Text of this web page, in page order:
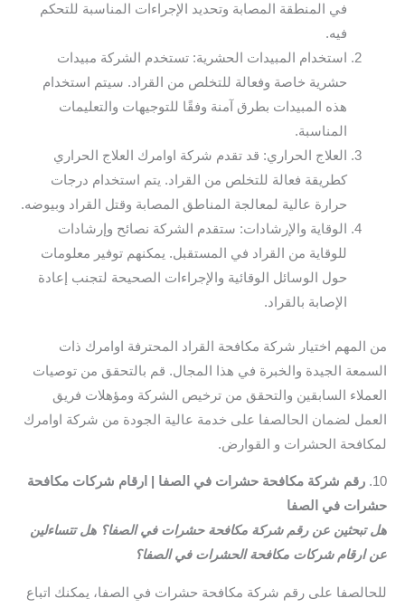
في المنطقة المصابة وتحديد الإجراءات المناسبة للتحكم
فيه.
استخدام المبيدات الحشرية: تستخدم الشركة مبيدات
حشرية خاصة وفعالة للتخلص من القراد. سيتم استخدام
هذه المبيدات بطرق آمنة وفقًا للتوجيهات والتعليمات
المناسبة.
العلاج الحراري: قد تقدم شركة اوامرك العلاج الحراري
كطريقة فعالة للتخلص من القراد. يتم استخدام درجات
حرارة عالية لمعالجة المناطق المصابة وقتل القراد وبيوضه.
الوقاية والإرشادات: ستقدم الشركة نصائح وإرشادات
للوقاية من القراد في المستقبل. يمكنهم توفير معلومات
حول الوسائل الوقائية والإجراءات الصحيحة لتجنب إعادة
الإصابة بالقراد.
من المهم اختيار شركة مكافحة القراد المحترفة اوامرك ذات
السمعة الجيدة والخبرة في هذا المجال. قم بالتحقق من توصيات
العملاء السابقين والتحقق من ترخيص الشركة ومؤهلات فريق
العمل لضمان الحالصفا على خدمة عالية الجودة من شركة اوامرك
لمكافحة الحشرات و القوارض.
10. رقم شركة مكافحة حشرات في الصفا | ارقام شركات مكافحة
حشرات في الصفا
هل تبحثين عن رقم شركة مكافحة حشرات في الصفا؟ هل تتساءلين
عن ارقام شركات مكافحة الحشرات في الصفا؟
للحالصفا على رقم شركة مكافحة حشرات في الصفا، يمكنك اتباع